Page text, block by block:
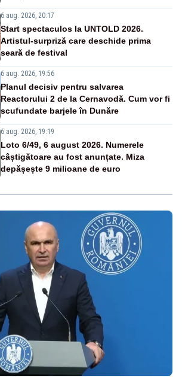
6 aug. 2026, 20:17
Start spectaculos la UNTOLD 2026.
Artistul-surpriză care deschide prima
seară de festival
6 aug. 2026, 19:56
Planul decisiv pentru salvarea
Reactorului 2 de la Cernavodă. Cum vor fi
scufundate barjele în Dunăre
6 aug. 2026, 19:19
Loto 6/49, 6 august 2026. Numerele
câștigătoare au fost anunțate. Miza
depășește 9 milioane de euro